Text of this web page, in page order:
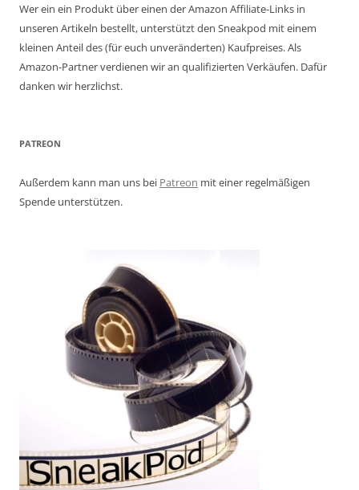
Wer ein ein Produkt über einen der Amazon Affiliate-Links in
unseren Artikeln bestellt, unterstützt den Sneakpod mit einem
kleinen Anteil des (für euch unveränderten) Kaufpreises. Als
Amazon-Partner verdienen wir an qualifizierten Verkäufen. Dafür
danken wir herzlichst.
PATREON
Außerdem kann man uns bei Patreon mit einer regelmäßigen
Spende unterstützen.